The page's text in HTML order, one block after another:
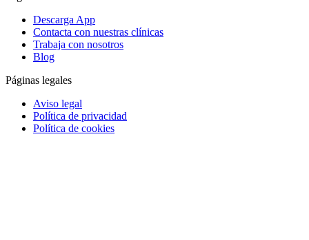
Descarga App
Contacta con nuestras clínicas
Trabaja con nosotros
Blog
Páginas legales
Aviso legal
Política de privacidad
Política de cookies